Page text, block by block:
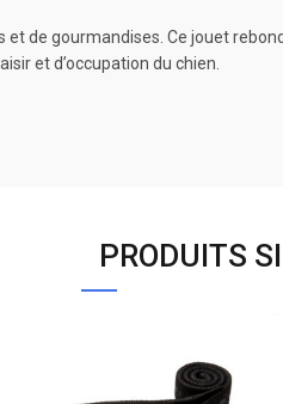
et de gourmandises. Ce jouet
et d’occupation du chien.
PRODUITS